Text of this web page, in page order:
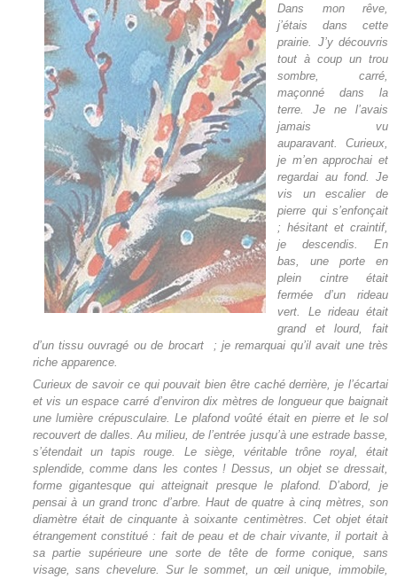
Dans mon rêve,
j’étais dans cette
prairie. J’y découvris
tout à coup un trou
sombre, carré,
maçonné dans la
terre. Je ne l’avais
jamais vu
auparavant. Curieux,
je m’en approchai et
regardai au fond. Je
vis un escalier de
pierre qui s’enfonçait
; hésitant et craintif,
je descendis. En
bas, une porte en
plein cintre était
fermée d’un rideau
vert. Le rideau était
grand et lourd, fait
d’un tissu ouvragé ou de brocart ; je remarquai qu’il avait une très
riche apparence.
Curieux de savoir ce qui pouvait bien être caché derrière, je l’écartai
et vis un espace carré d’environ dix mètres de longueur que baignait
une lumière crépusculaire. Le plafond voûté était en pierre et le sol
recouvert de dalles. Au milieu, de l’entrée jusqu’à une estrade basse,
s’étendait un tapis rouge. Le siège, véritable trône royal, était
splendide, comme dans les contes ! Dessus, un objet se dressait,
forme gigantesque qui atteignait presque le plafond. D’abord, je
pensai à un grand tronc d’arbre. Haut de quatre à cinq mètres, son
diamètre était de cinquante à soixante centimètres. Cet objet était
étrangement constitué : fait de peau et de chair vivante, il portait à
sa partie supérieure une sorte de tête de forme conique, sans
visage, sans chevelure. Sur le sommet, un œil unique, immobile,